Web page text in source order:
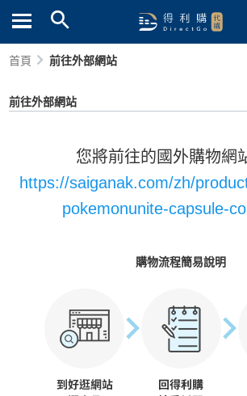
首頁 前往外部網站
前往外部網站
您將前往的國外購物網
https://saiganak.com/zh/
pokemonunite-capsule-
購物流程簡易說明